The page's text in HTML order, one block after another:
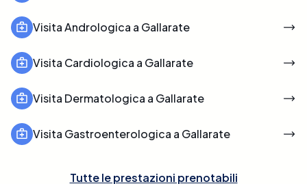
Visita Andrologica a Gallarate
Visita Cardiologica a Gallarate
Visita Dermatologica a Gallarate
Visita Gastroenterologica a Gallarate
Tutte le prestazioni prenotabili